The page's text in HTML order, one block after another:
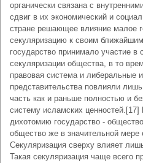
органически связана с
сдвиг в их экономический и
стране решающее влияние малое
секуляризацию к своим
государство принимало участие в
секуляризации общества, в то
правовая система и либеральные
представительства повлияли
часть как и раньше полностью и
систему исламских ценностей.[17]
дихотомию государство -
общество же в значительной мере
Секуляризация сверху влияет
Такая секуляризация чаще всего